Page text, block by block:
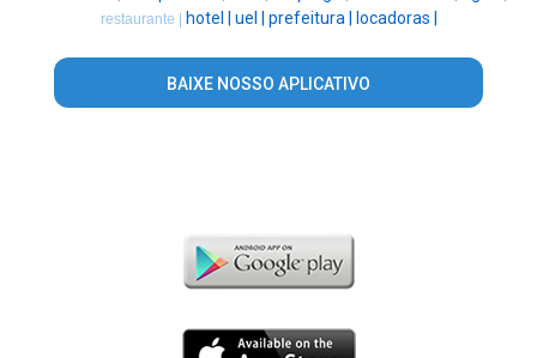
restaurante | hotel | uel | prefeitura | locadoras |
BAIXE NOSSO APLICATIVO